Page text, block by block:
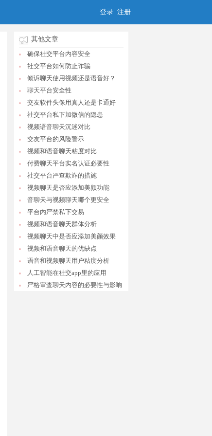
登录 注册
其他文章
确保社交平台内容安全
社交平台如何防止诈骗
倾诉聊天使用视频还是语音好？
聊天平台安全性
交友软件头像用真人还是卡通好
社交平台私下加微信的隐患
视频语音聊天沉迷对比
交友平台的风险警示
视频和语音聊天粘度对比
付费聊天平台实名认证必要性
社交平台严查欺诈的措施
视频聊天是否应添加美颜功能
音聊天与视频聊天哪个更安全
平台内严禁私下交易
视频和语音聊天群体分析
视频聊天中是否应添加美颜效果
视频和语音聊天的优缺点
语音和视频聊天用户粘度分析
人工智能在社交app里的应用
严格审查聊天内容的必要性与影响